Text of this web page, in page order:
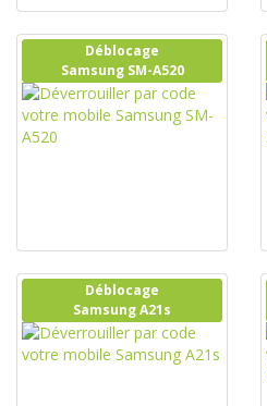
Déblocage
Samsung SM-A520
Déblocage
Samsung A21s